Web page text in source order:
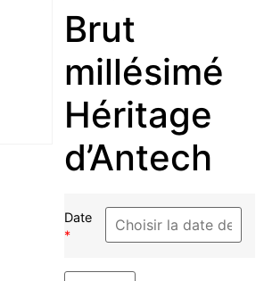
Brut
millésimé
Héritage
d’Antech
Date
*